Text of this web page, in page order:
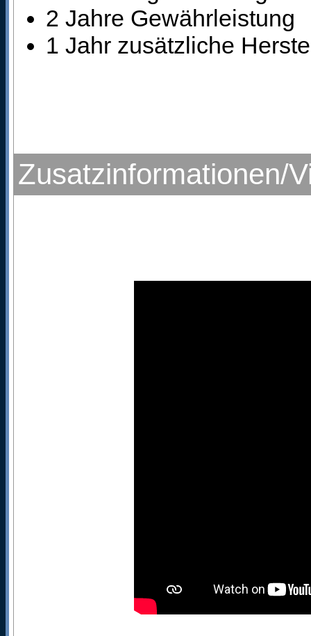
2 Jahre Gewährleistung
1 Jahr zusätzliche
Zusatzinformationen/